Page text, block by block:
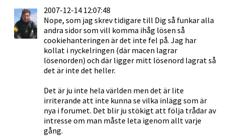
2007-12-14 12:07:48
Nope, som jag skrev tidigare till Dig så funkar alla
andra sidor som vill komma ihåg lösen så
cookiehanteringen är det inte fel på. Jag har
kollat i nyckelringen (där macen lagrar
lösenorden) och där ligger mitt lösenord lagrat så
det är inte det heller.
Det är ju inte hela världen men det är lite
irriterande att inte kunna se vilka inlägg som är
nya i forumet. Det blir ju stökigt att följa trådar av
intresse om man måste leta igenom allt varje
gång.